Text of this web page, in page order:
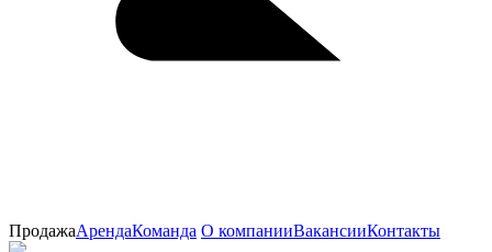
ПродажаАрендаКоманда О компанииВакансииКонтакты